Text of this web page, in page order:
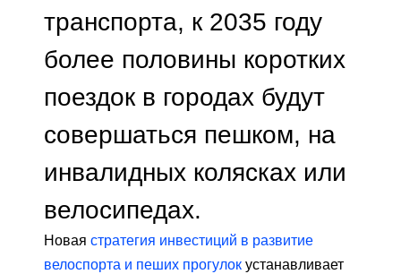
транспорта, к 2035 году
более половины коротких
поездок в городах будут
совершаться пешком, на
инвалидных колясках или
велосипедах.
Новая стратегия инвестиций в развитие
велоспорта и пеших прогулок устанавливает